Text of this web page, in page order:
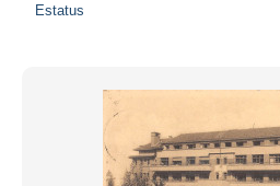
Estatus